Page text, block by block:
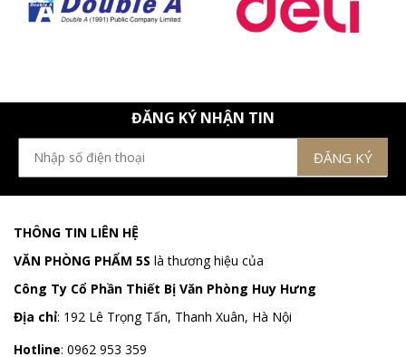
ĐĂNG KÝ NHẬN TIN
THÔNG TIN LIÊN HỆ
VĂN PHÒNG PHẨM 5S là thương hiệu của
Công Ty Cổ Phần Thiết Bị Văn Phòng Huy Hưng
Địa chỉ: 192 Lê Trọng Tấn, Thanh Xuân, Hà Nội
Hotline: 0962 953 359